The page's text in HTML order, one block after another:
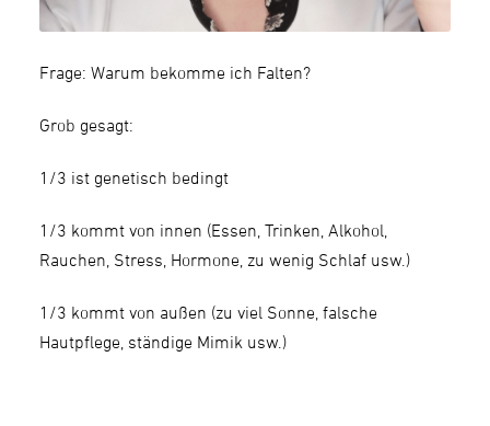
Frage: Warum bekomme ich Falten?
Grob gesagt:
1/3 ist genetisch bedingt
1/3 kommt von innen (Essen, Trinken, Alkohol,
Rauchen, Stress, Hormone, zu wenig Schlaf usw.)
1/3 kommt von außen (zu viel Sonne, falsche
Hautpflege, ständige Mimik usw.)